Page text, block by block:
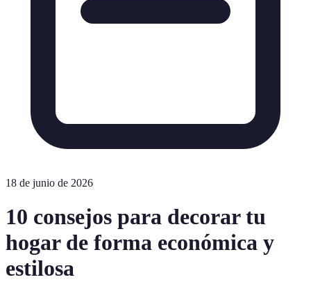
18 de junio de 2026
10 consejos para decorar tu
hogar de forma económica y
estilosa